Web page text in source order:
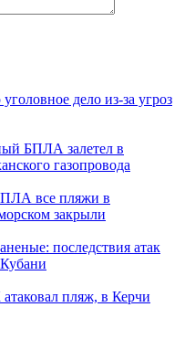
дело из-за угроз
БПЛА залетел в
газопровода
все пляжи в
закрыли
последствия атак
пляж, в Керчи